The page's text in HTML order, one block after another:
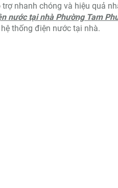
nhanh chóng và hiệu quả
nước tại nhà Phường Tam
thống điện nước tại nhà.